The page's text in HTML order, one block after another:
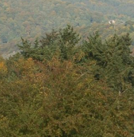
La Région
Localisation
Disponibilités et Réservations